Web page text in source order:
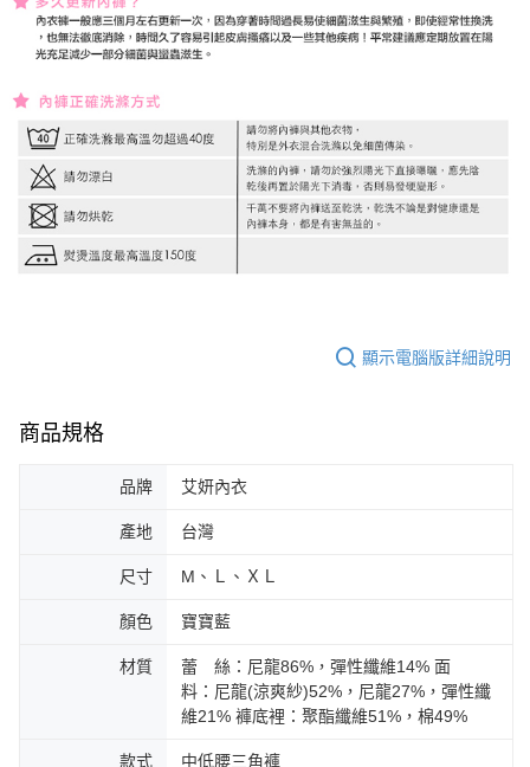
顯示電腦版詳細說明
商品規格
品牌 艾妍內衣
產地 台灣
尺寸 M、Ｌ、ＸＬ
顏色 寶寶藍
材質
蕾 絲：尼龍86%，彈性纖維14% 面
料：尼龍(涼爽紗)52%，尼龍27%，彈性纖
維21% 褲底裡：聚酯纖維51%，棉49%
款式 中低腰三角褲